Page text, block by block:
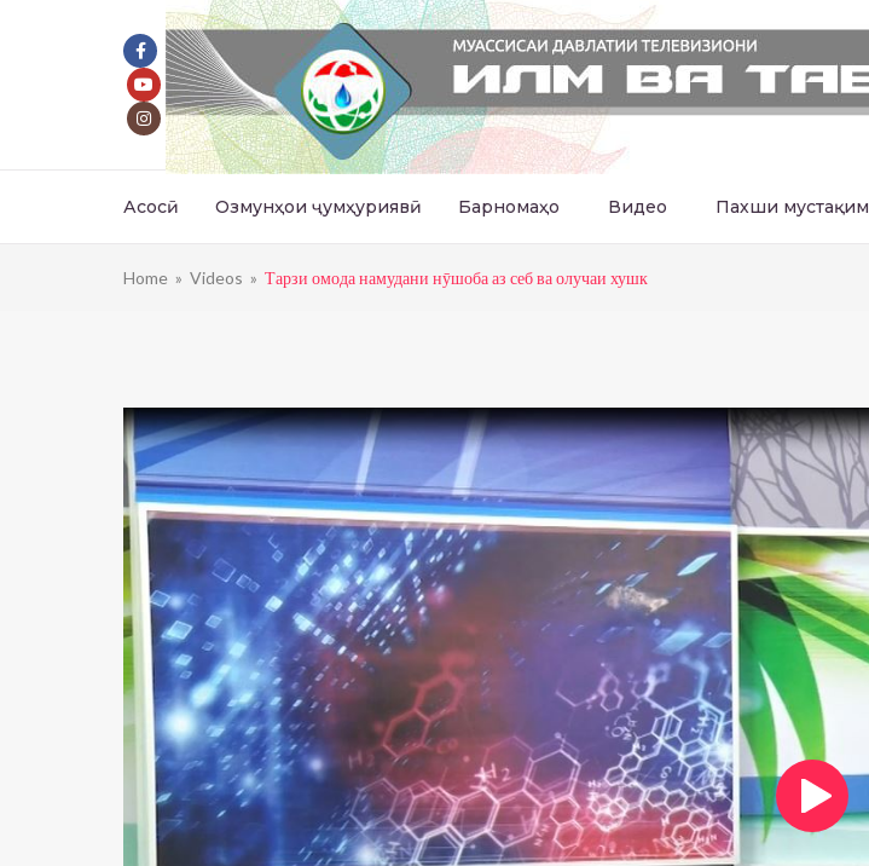
Асосӣ Озмунҳои ҷумҳуриявӣ Барномаҳо Видео Пахши мустақим
Home » Videos » Тарзи омода намудани нӯшоба аз себ ва олучаи хушк